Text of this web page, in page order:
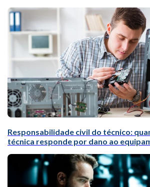
Responsabilidade civil do técnico:
técnica responde por dano ao